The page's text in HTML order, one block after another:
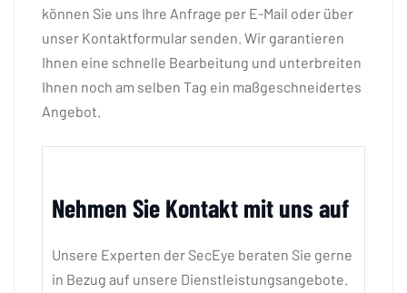
können Sie uns Ihre Anfrage per E-Mail oder über
unser Kontaktformular senden. Wir garantieren
Ihnen eine schnelle Bearbeitung und unterbreiten
Ihnen noch am selben Tag ein maßgeschneidertes
Angebot.
Nehmen Sie Kontakt mit uns auf
Unsere Experten der SecEye beraten Sie gerne
in Bezug auf unsere Dienstleistungsangebote.